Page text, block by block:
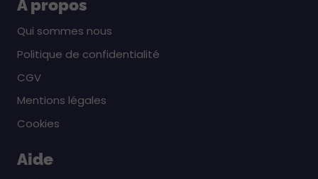
A propos
Qui sommes nous
Politique de confidentialité
CGV
Mentions légales
Cookies
Aide